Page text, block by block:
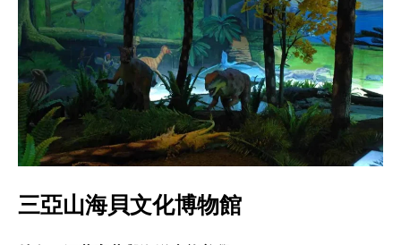
三亞山海貝文化博物館